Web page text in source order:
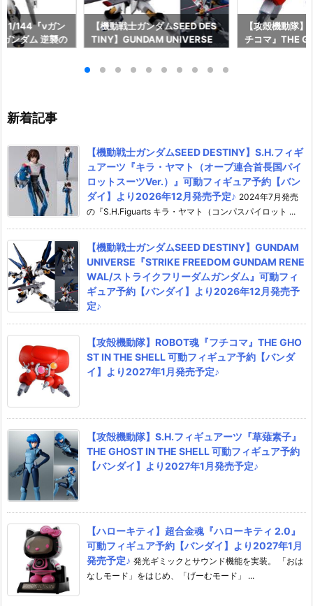
1/144『νガン
ンダム 逆襲の
ル予約【バンダ
【機動戦士ガンダムSEED DES
TINY】GUNDAM UNIVERSE
『STRIKE FREEDOM GUNDA
M RENEWAL/ストライクフリ
【攻殻機動隊
チコマ』THE
SHELL 可動フ
新着記事
【機動戦士ガンダムSEED DESTINY】S.H.フィギ
ュアーツ『キラ・ヤマト（オーブ連合首長国パイ
ロットスーツVer.）』可動フィギュア予約【バン
ダイ】より2026年12月発売予定♪ 2024年7月発売
の『S.H.Figuarts キラ・ヤマト（コンパスパイロット ...
【機動戦士ガンダムSEED DESTINY】GUNDAM
UNIVERSE『STRIKE FREEDOM GUNDAM RENE
WAL/ストライクフリーダムガンダム』可動フィ
ギュア予約【バンダイ】より2026年12月発売予
定♪
【攻殻機動隊】ROBOT魂『フチコマ』THE GHO
ST IN THE SHELL 可動フィギュア予約【バンダ
イ】より2027年1月発売予定♪
【攻殻機動隊】S.H.フィギュアーツ『草薙素子』
THE GHOST IN THE SHELL 可動フィギュア予約
【バンダイ】より2027年1月発売予定♪
【ハローキティ】超合金魂『ハローキティ 2.0』
可動フィギュア予約【バンダイ】より2027年1月
発売予定♪ 発光ギミックとサウンド機能を実装。 「おは
なしモード」をはじめ、「げーむモード」 ...